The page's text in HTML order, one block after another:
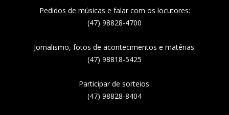
Pedidos de músicas e falar com os locutores:
(47) 98828-4700
Jornalismo, fotos de acontecimentos e matérias:
(47) 98818-5425
Participar de sorteios:
(47) 98828-8404